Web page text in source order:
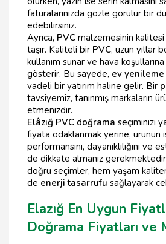
faturalarınızda gözle görülür bir
edebilirsiniz.
Ayrıca, PVC malzemesinin
taşır. Kaliteli bir PVC, uzun yıllar
kullanım sunar ve hava
gösterir. Bu sayede, ev yenileme
vadeli bir yatırım haline gelir. Bir
tavsiyemiz, tanınmış markaların
etmenizdir.
Elâzığ PVC doğrama seçiminizi
fiyata odaklanmak yerine, ürünün
performansını, dayanıklılığını ve
de dikkate almanız
doğru seçimler, hem yaşam
de enerji tasarrufu sağlayarak
Elazığ En Uygun
Doğrama Fiyatları ve